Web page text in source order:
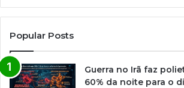
Popular Posts
Guerra no Irã faz
60% da noite para o